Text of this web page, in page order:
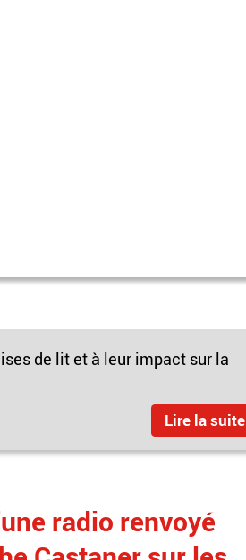
de lit et à leur impact sur la
Lire la suite
radio renvoyé